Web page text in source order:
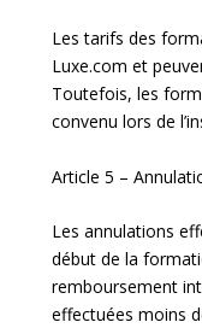
Les tarifs des
Luxe.com et
Toutefois, les
convenu lors de
Article 5 –
Les annulations
début de la
remboursement
effectuées moins